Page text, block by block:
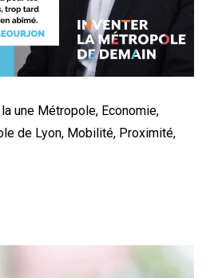
une Métropole, Economie,
de Lyon, Mobilité, Proximité,